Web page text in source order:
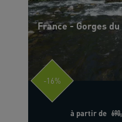
France - Gorges
-16%
à partir de